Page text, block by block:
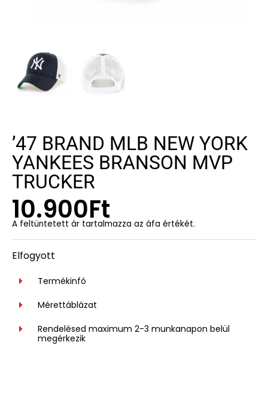
’47 BRAND MLB NEW YORK
YANKEES BRANSON MVP
TRUCKER
10.900Ft
A feltüntetett ár tartalmazza az áfa értékét.
Elfogyott
Termékinfó
Mérettáblázat
Rendelésed maximum 2-3 munkanapon belül
megérkezik